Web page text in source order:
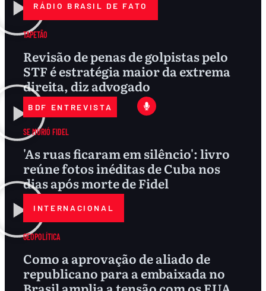
RÁDIO BRASIL DE FATO
TAPETÃO
Revisão de penas de golpistas pelo
STF é estratégia maior da extrema
direita, diz advogado
BDF ENTREVISTA
SE MURIÓ FIDEL
'As ruas ficaram em silêncio': livro
reúne fotos inéditas de Cuba nos
dias após morte de Fidel
INTERNACIONAL
GEOPOLÍTICA
Como a aprovação de aliado de
republicano para a embaixada no